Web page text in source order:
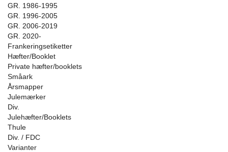
GR. 1986-1995
GR. 1996-2005
GR. 2006-2019
GR. 2020-
Frankeringsetiketter
Hæfter/Booklet
Private hæfter/booklets
Småark
Årsmapper
Julemærker
Div.
Julehæfter/Booklets
Thule
Div. / FDC
Varianter